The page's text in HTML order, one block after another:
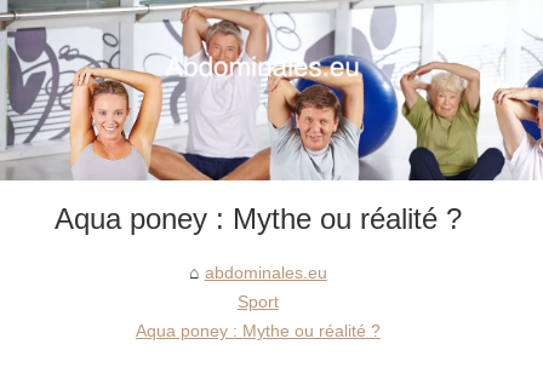
Aqua poney : Mythe ou réalité ?
abdominales.eu
Sport
Aqua poney : Mythe ou réalité ?